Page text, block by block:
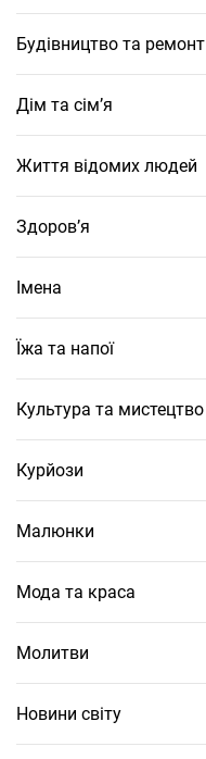
Будівництво та ремонт
Дім та сім’я
Життя відомих людей
Здоров’я
Імена
Їжа та напої
Культура та мистецтво
Курйози
Малюнки
Мода та краса
Молитви
Новини світу